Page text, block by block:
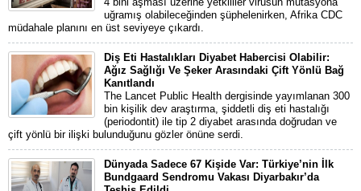
uğramış olabileceğinden şüphelenirken, Afrika CDC
müdahale planını en üst seviyeye çıkardı.
Diş Eti Hastalıkları Diyabet Habercisi Olabilir:
Ağız Sağlığı Ve Şeker Arasındaki Çift Yönlü Bağ
Kanıtlandı
The Lancet Public Health dergisinde yayımlanan 300
bin kişilik dev araştırma, şiddetli diş eti hastalığı
(periodontit) ile tip 2 diyabet arasında doğrudan ve
çift yönlü bir ilişki bulunduğunu gözler önüne serdi.
Dünyada Sadece 67 Kişide Var: Türkiye’nin İlk
Bundgaard Sendromu Vakası Diyarbakır’da